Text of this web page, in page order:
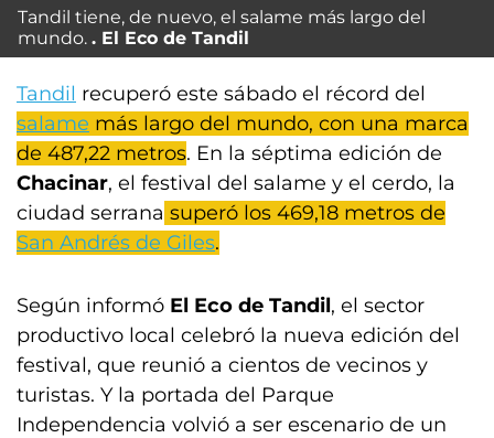
Tandil tiene, de nuevo, el salame más largo del
mundo.
El Eco de Tandil
Tandil recuperó este sábado el récord del
salame más largo del mundo, con una marca
de 487,22 metros. En la séptima edición de
Chacinar, el festival del salame y el cerdo, la
ciudad serrana superó los 469,18 metros de
San Andrés de Giles.
Según informó El Eco de Tandil, el sector
productivo local celebró la nueva edición del
festival, que reunió a cientos de vecinos y
turistas. Y la portada del Parque
Independencia volvió a ser escenario de un